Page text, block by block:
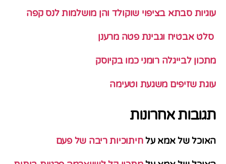
עוגיות סבתא בציפוי שוקולד והן מושלמות לנס קפה
סלט אבטיח וגבינת פטה מרענן
מתכון לבייגלה רומני כמו בקיוסק
עוגת שזיפים משגעת וטעימה
תגובות אחרונות
האוכל של אמא עלחיתוכיות ריבה של פעם